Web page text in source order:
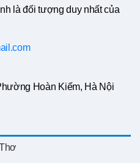
là đối tượng duy nhất của
Hoàn Kiếm, Hà Nội